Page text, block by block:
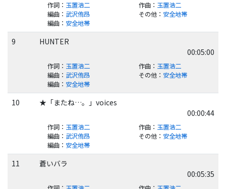
作詞： 玉置浩二 作曲： 玉置浩二
編曲： 武沢侑昂 その他： 安全地帯
編曲： 安全地帯
9
HUNTER
00:05:00
作詞： 玉置浩二 作曲： 玉置浩二
編曲： 武沢侑昂 その他： 安全地帯
編曲： 安全地帯
10
★「またね…。」voices
00:00:44
作詞： 玉置浩二 作曲： 玉置浩二
編曲： 武沢侑昂 その他： 安全地帯
編曲： 安全地帯
11
蒼いバラ
00:05:35